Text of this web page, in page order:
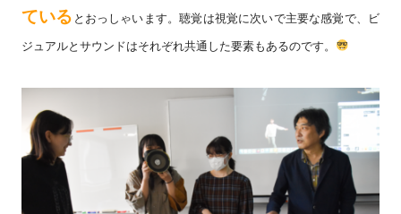
ている とおっしゃいます。聴覚は視覚に次いで主要な感覚で、ビ
ジュアルとサウンドはそれぞれ共通した要素もあるのです。